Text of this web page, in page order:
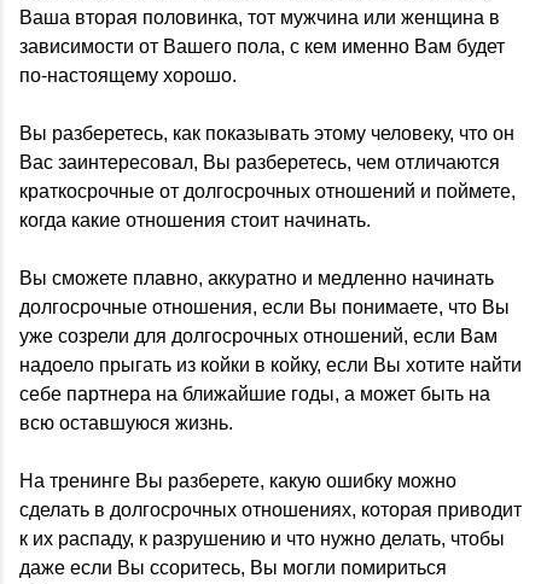
Ваша вторая половинка, тот мужчина или женщина в
зависимости от Вашего пола, с кем именно Вам будет
по-настоящему хорошо.
Вы разберетесь, как показывать этому человеку, что он
Вас заинтересовал, Вы разберетесь, чем отличаются
краткосрочные от долгосрочных отношений и поймете,
когда какие отношения стоит начинать.
Вы сможете плавно, аккуратно и медленно начинать
долгосрочные отношения, если Вы понимаете, что Вы
уже созрели для долгосрочных отношений, если Вам
надоело прыгать из койки в койку, если Вы хотите найти
себе партнера на ближайшие годы, а может быть на
всю оставшуюся жизнь.
На тренинге Вы разберете, какую ошибку можно
сделать в долгосрочных отношениях, которая приводит
к их распаду, к разрушению и что нужно делать, чтобы
даже если Вы ссоритесь, Вы могли помириться